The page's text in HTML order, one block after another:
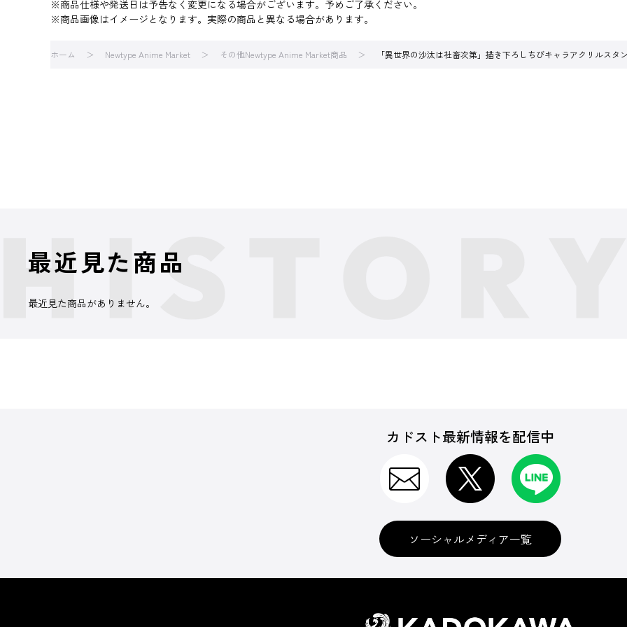
※商品仕様や発送日は予告なく変更になる場合がございます。予めご了承ください。
※商品画像はイメージとなります。実際の商品と異なる場合があります。
ホーム Newtype Anime Market その他Newtype Anime Market商品 「異世界の沙汰は社畜次第」描き下ろしちびキャラアクリルスタ
最近見た商品
最近見た商品がありません。
カドスト最新情報を配信中
ソーシャルメディア一覧